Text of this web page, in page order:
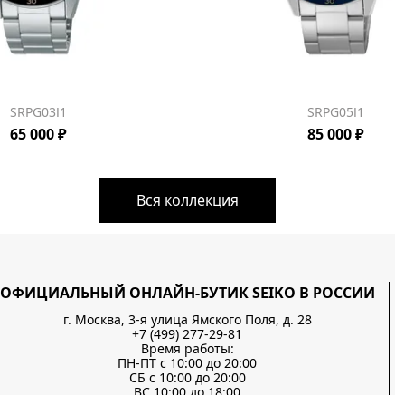
SRPG03J1
65 000 ₽
SRPG05J1
85 000 ₽
Вся коллекция
ОФИЦИАЛЬНЫЙ ОНЛАЙН-БУТИК SEIKO В РОССИИ
г. Москва, 3-я улица Ямского Поля, д. 28
+7 (499) 277-29-81
Время работы:
ПН-ПТ с 10:00 до 20:00
СБ с 10:00 до 20:00